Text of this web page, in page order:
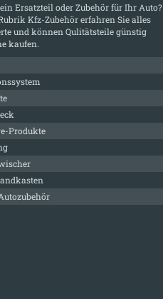
Ersatzteil oder Zubehör für Ihr Auto?
Kfz-Zubehörerfahren Sie alles
und können Qulitätsteile günstig
kaufen.
Produkte